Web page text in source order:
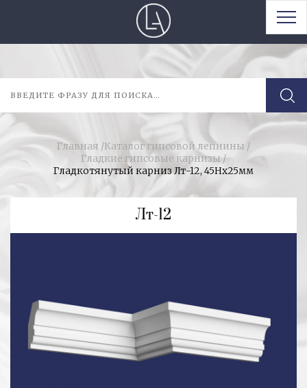
Главная /Каталог гипсовой лепнины /
Гладкие гипсовые карнизы/
Гладкотянутый карниз Лт-12, 45Нх25мм
Лт-12